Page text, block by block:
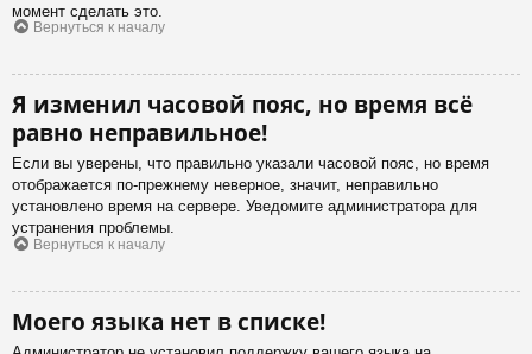
момент сделать это.
Вернуться к началу
Я изменил часовой пояс, но время всё
равно неправильное!
Если вы уверены, что правильно указали часовой пояс, но время
отображается по-прежнему неверное, значит, неправильно
установлено время на сервере. Уведомите администратора для
устранения проблемы.
Вернуться к началу
Моего языка нет в списке!